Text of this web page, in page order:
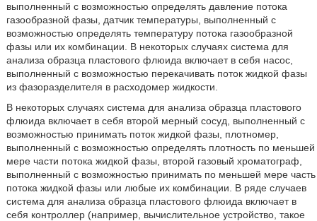
выполненный с возможностью определять давление потока
газообразной фазы, датчик температуры, выполненный с
возможностью определять температуру потока газообразной
фазы или их комбинации. В некоторых случаях система для
анализа образца пластового флюида включает в себя насос,
выполненный с возможностью перекачивать поток жидкой фазы
из фазоразделителя в расходомер жидкости.
В некоторых случаях система для анализа образца пластового
флюида включает в себя второй мерный сосуд, выполненный с
возможностью принимать поток жидкой фазы, плотномер,
выполненный с возможностью определять плотность по меньшей
мере части потока жидкой фазы, второй газовый хроматограф,
выполненный с возможностью принимать по меньшей мере часть
потока жидкой фазы или любые их комбинации. В ряде случаев
система для анализа образца пластового флюида включает в
себя контроллер (например, вычислительное устройство, такое